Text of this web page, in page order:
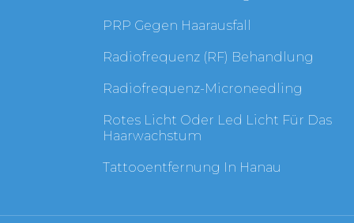
PRP Gegen Haarausfall
Radiofrequenz (RF) Behandlung
Radiofrequenz-Microneedling
Rotes Licht Oder Led Licht Für Das
Haarwachstum
Tattooentfernung In Hanau